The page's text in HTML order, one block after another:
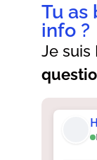
Je suis
Tu as
info ?